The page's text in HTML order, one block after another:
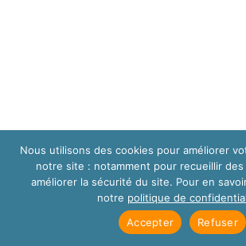
Nous utilisons des cookies pour améliorer
notre site : notamment pour recueillir
améliorer la sécurité du site. Pour en
notre politique de
Accepter
Refuser